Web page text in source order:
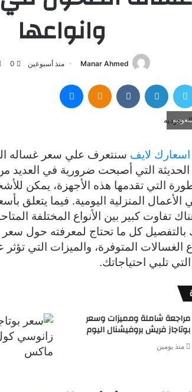
وانواعها
Manar Ahmed منذ أسبوعين 0
تويتر لينكدإن Odnoklassniki
اسعارك لايف سنتعرف علي سعر غساله
الحديثة التي أصبحت ضرورية في العديد
التي تقدمها هذه الأجهزة، يمكن
الأعمال المنزلية اليومية. فيما يتعلق
تفاوت كبير بين الأنواع المختلفة
كل ما تحتاج لمعرفته حول
الغسالات المتوفرة، والميزات التي تؤثر
التي تلبي احتياجاتك.
مراجعة شاملة ومميزات وسعر
بوتاجاز فريش بروفيشنال اليوم
منذ يومين